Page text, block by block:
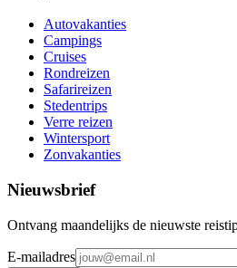
Autovakanties
Campings
Cruises
Rondreizen
Safarireizen
Stedentrips
Verre reizen
Wintersport
Zonvakanties
Nieuwsbrief
Ontvang maandelijks de nieuwste
E-mailadres